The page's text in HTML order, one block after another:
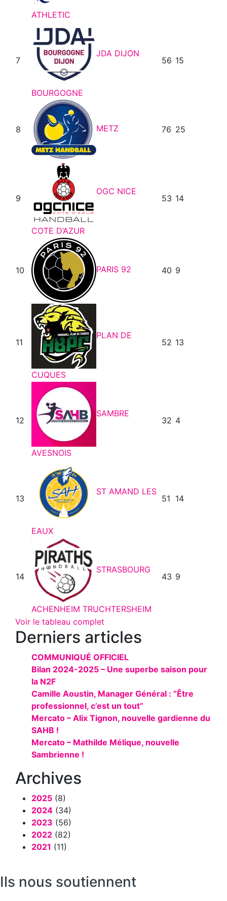
ATHLETIC
7
JDA DIJON
BOURGOGNE
56 15
8 METZ 76 25
9
OGC NICE
COTE D’AZUR
53 14
10 PARIS 92 40 9
11
PLAN DE
CUQUES
52 13
12
SAMBRE
AVESNOIS
32 4
13
ST AMAND LES
EAUX
51 14
14
STRASBOURG
ACHENHEIM TRUCHTERSHEIM
43 9
Voir le tableau complet
Derniers articles
COMMUNIQUÉ OFFICIEL
Bilan 2024-2025 – Une superbe saison pour
la N2F
Camille Aoustin, Manager Général : “Être
professionnel, c’est un tout”
Mercato – Alix Tignon, nouvelle gardienne du
SAHB !
Mercato – Mathilde Mélique, nouvelle
Sambrienne !
Archives
2025 (8)
2024 (34)
2023 (56)
2022 (82)
2021 (11)
Ils nous soutiennent